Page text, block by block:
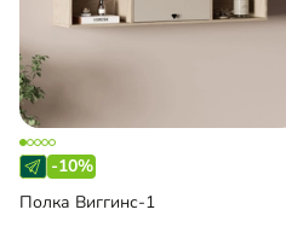
-10%
Полка Виггинс-1